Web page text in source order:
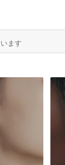
ます